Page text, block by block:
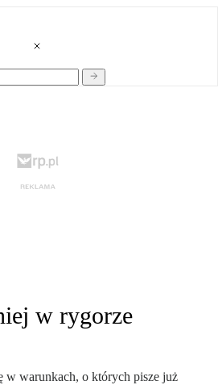
w rygorze
w warunkach, o których pisze już